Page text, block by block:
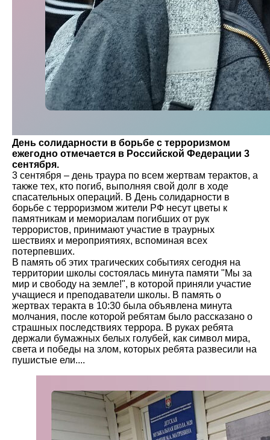
День солидарности в борьбе с терроризмом
ежегодно отмечается в Российской Федерации 3
сентября.
3 сентября – день траура по всем жертвам терактов, а
также тех, кто погиб, выполняя свой долг в ходе
спасательных операций. В День солидарности в
борьбе с терроризмом жители РФ несут цветы к
памятникам и мемориалам погибших от рук
террористов, принимают участие в траурных
шествиях и мероприятиях, вспоминая всех
потерпевших.
В память об этих трагических событиях сегодня на
территории школы состоялась минута памяти "Мы за
мир и свободу на земле!", в которой приняли участие
учащиеся и преподаватели школы. В память о
жертвах теракта в 10:30 была объявлена минута
молчания, после которой ребятам было рассказано о
страшных последствиях террора. В руках ребята
держали бумажных белых голубей, как символ мира,
света и победы на злом, которых ребята развесили на
пушистые ели....